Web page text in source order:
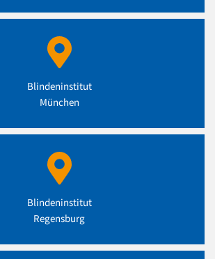
Blindeninstitut
München
Blindeninstitut
Regensburg